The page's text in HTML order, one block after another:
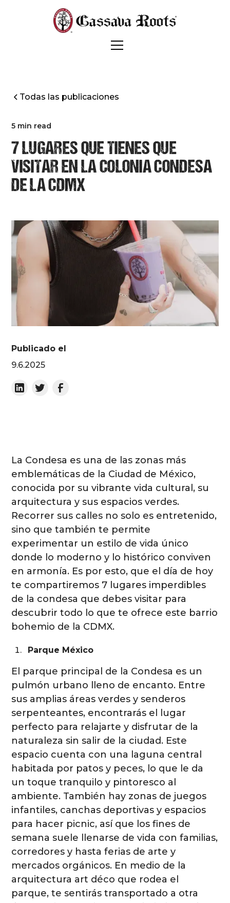
Todas las publicaciones
5 min read
7 LUGARES QUE TIENES QUE
VISITAR EN LA COLONIA CONDESA
DE LA CDMX
Publicado el
9.6.2025
La Condesa es una de las zonas más
emblemáticas de la Ciudad de México,
conocida por su vibrante vida cultural, su
arquitectura y sus espacios verdes.
Recorrer sus calles no solo es entretenido,
sino que también te permite
experimentar un estilo de vida único
donde lo moderno y lo histórico conviven
en armonía. Es por esto, que el día de hoy
te compartiremos 7 lugares imperdibles
de la condesa que debes visitar para
descubrir todo lo que te ofrece este barrio
bohemio de la CDMX.
Parque México
El parque principal de la Condesa es un
pulmón urbano lleno de encanto. Entre
sus amplias áreas verdes y senderos
serpenteantes, encontrarás el lugar
perfecto para relajarte y disfrutar de la
naturaleza sin salir de la ciudad. Este
espacio cuenta con una laguna central
habitada por patos y peces, lo que le da
un toque tranquilo y pintoresco al
ambiente. También hay zonas de juegos
infantiles, canchas deportivas y espacios
para hacer picnic, así que los fines de
semana suele llenarse de vida con familias,
corredores y hasta ferias de arte y
mercados orgánicos. En medio de la
arquitectura art déco que rodea el
parque, te sentirás transportado a otra